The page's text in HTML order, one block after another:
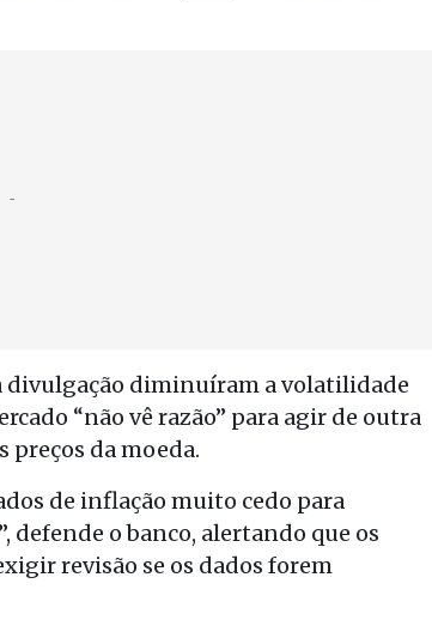
divulgação diminuíram a volatilidade
“não vê razão” para agir de outra
preços da moeda.
de inflação muito cedo para
defende o banco, alertando que os
revisão se os dados forem